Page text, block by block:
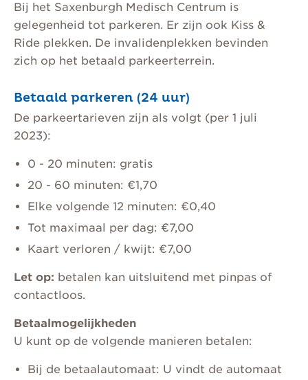
Bij het Saxenburgh Medisch Centrum is
gelegenheid tot parkeren. Er zijn ook Kiss &
Ride plekken. De invalidenplekken bevinden
zich op het betaald parkeerterrein.
Betaald parkeren (24 uur)
De parkeertarieven zijn als volgt (per 1 juli
2023):
0 - 20 minuten: gratis
20 - 60 minuten: €1,70
Elke volgende 12 minuten: €0,40
Tot maximaal per dag: €7,00
Kaart verloren / kwijt: €7,00
Let op: betalen kan uitsluitend met pinpas of
contactloos.
Betaalmogelijkheden
U kunt op de volgende manieren betalen:
Bij de betaalautomaat: U vindt de automaat